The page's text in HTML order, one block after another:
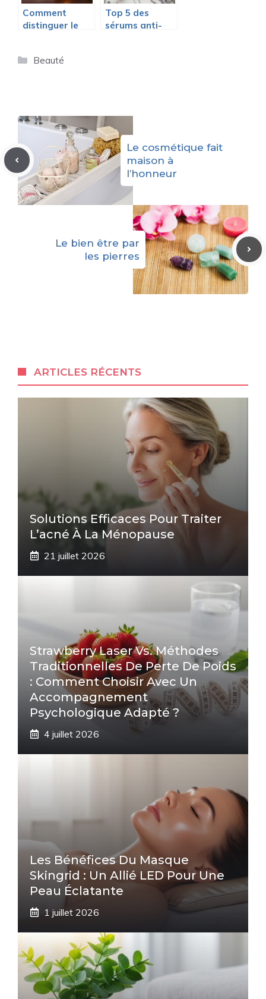
Comment
distinguer le
et éviter les
Top 5 des
sérums anti-
Catégories
Beauté
Le cosmétique fait
maison à
l’honneur
Le bien être par
les pierres
ARTICLES RÉCENTS
Solutions Efficaces Pour Traiter
L’acné À La Ménopause
21 juillet 2026
Strawberry Laser Vs. Méthodes
Traditionnelles De Perte De Poids
: Comment Choisir Avec Un
Accompagnement
Psychologique Adapté ?
4 juillet 2026
Les Bénéfices Du Masque
Skingrid : Un Allié LED Pour Une
Peau Éclatante
1 juillet 2026